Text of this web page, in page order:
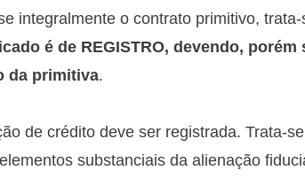
integralmente o contrato primitivo,
é de REGISTRO, devendo,
da primitiva.
de crédito deve ser registrada. Trata-
substanciais da alienação